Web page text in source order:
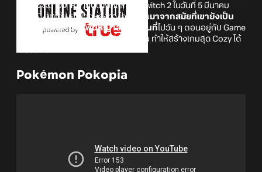
ที่กำลังจะวางจำหน่ายบน Nintendo Switch 2 ในวันที่ 5 มีนาคม
2026 นี้ เขาได้เผยเบื้องหลังว่า ไอเดียมันมาจากสมัยที่เขายังเป็น
"เด็กหน้าใหม่" นั่งปูพื้นหญ้าลงในแผนที่ ไปวัน ๆ ตอนอยู่กับ Game
Freak ที่บอกได้เลยว่า ความชิลในวันนั้น ทำให้สร้างเกมสุด Cozy ได้
Pokémon Pokopia